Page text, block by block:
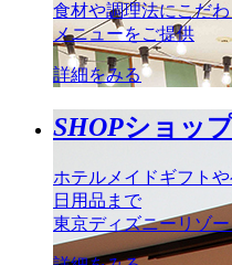
食材や調理法にこだ
メニューをご提供
詳細をみる
SHOPショッ
ホテルメイドギフト
日用品まで
東京ディズニーリゾ